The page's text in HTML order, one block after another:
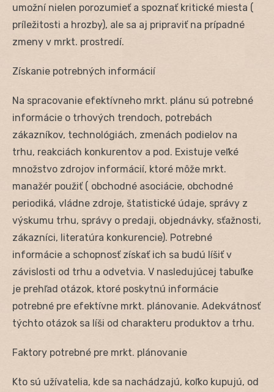
umožní nielen porozumieť a spoznať kritické miesta (
príležitosti a hrozby), ale sa aj pripraviť na prípadné
zmeny v mrkt. prostredí.
Získanie potrebných informácií
Na spracovanie efektívneho mrkt. plánu sú potrebné
informácie o trhových trendoch, potrebách
zákazníkov, technológiách, zmenách podielov na
trhu, reakciách konkurentov a pod. Existuje veľké
množstvo zdrojov informácií, ktoré môže mrkt.
manažér použiť ( obchodné asociácie, obchodné
periodiká, vládne zdroje, štatistické údaje, správy z
výskumu trhu, správy o predaji, objednávky, sťažnosti,
zákazníci, literatúra konkurencie). Potrebné
informácie a schopnosť získať ich sa budú líšiť v
závislosti od trhu a odvetvia. V nasledujúcej tabuľke
je prehľad otázok, ktoré poskytnú informácie
potrebné pre efektívne mrkt. plánovanie. Adekvátnosť
týchto otázok sa líši od charakteru produktov a trhu.
Faktory potrebné pre mrkt. plánovanie
Kto sú užívatelia, kde sa nachádzajú, koľko kupujú, od